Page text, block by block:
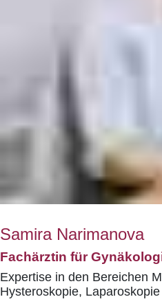
Samira Narimanova
Fachärztin für
Expertise in den Bereichen
Hysteroskopie, Laparoskopie